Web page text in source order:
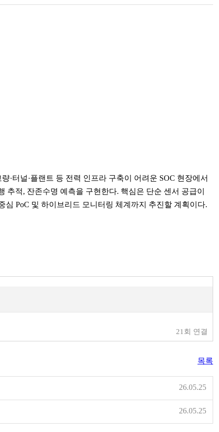
터널·플랜트 등 전력 인프라 구축이 어려운 SOC 현장에서
적, 잔존수명 예측을 구현한다. 핵심은 단순 센서 공급이
PoC 및 하이브리드 모니터링 체계까지 추진할 계획이다.
21회 연결
목록
26.05.25
26.05.25